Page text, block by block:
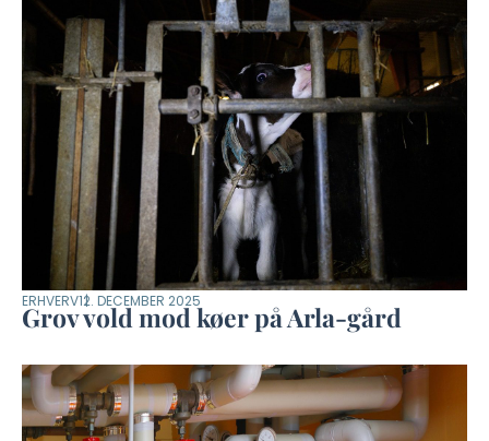
ERHVERV12. DECEMBER 2025
Grov vold mod køer på Arla-gård